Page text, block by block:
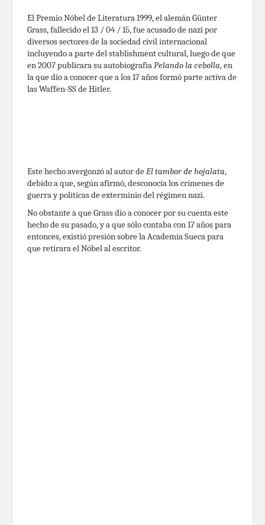
El Premio Nóbel de Literatura 1999, el alemán Günter
Grass, fallecido el 13 / 04 / 15, fue acusado de nazi por
diversos sectores de la sociedad civil internacional
incluyendo a parte del stablishment cultural, luego de que
en 2007 publicara su autobiografìaPelando la cebolla, en
la que dio a conocer que a los 17 años formó parte activa de
las Waffen-SS de Hitler.
Este hecho avergonzó al autor deEl tambor de hojalata,
debido a que, según afirmó, desconocía los crímenes de
guerra y políticas de exterminio del régimen nazi.
No obstante a que Grass dio a conocer por su cuenta este
hecho de su pasado, y a que sólo contaba con 17 años para
entonces, existió presión sobre la Academia Sueca para
que retirara el Nóbel al escritor.